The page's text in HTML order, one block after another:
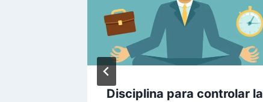
Disciplina para controlar la